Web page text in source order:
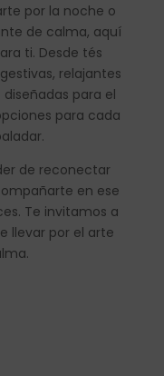
por la noche o
de calma, aquí
ti. Desde tés
relajantes
para el
para cada
de reconectar
en ese
Te invitamos a
llevar por el arte